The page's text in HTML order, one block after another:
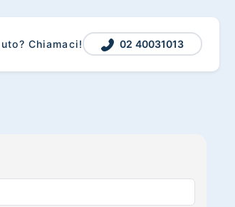
Chiamaci! 02 40031013